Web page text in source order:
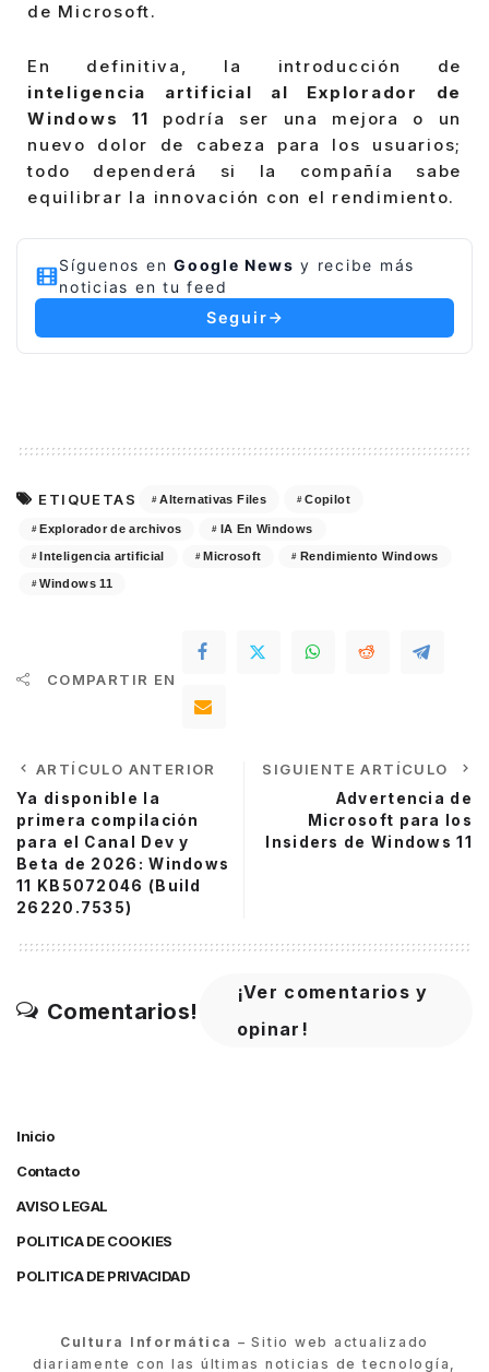
de Microsoft.
En definitiva, la introducción de
inteligencia artificial al Explorador de
Windows 11 podría ser una mejora o un
nuevo dolor de cabeza para los usuarios;
todo dependerá si la compañía sabe
equilibrar la innovación con el rendimiento.
Síguenos en Google News y recibe más
noticias en tu feed
Seguir
ETIQUETAS Alternativas Files Copilot
Explorador de archivos IA En Windows
Inteligencia artificial Microsoft Rendimiento Windows
Windows 11
COMPARTIR EN
ARTÍCULO ANTERIOR
Ya disponible la
primera compilación
para el Canal Dev y
Beta de 2026: Windows
11 KB5072046 (Build
26220.7535)
SIGUIENTE ARTÍCULO
Advertencia de
Microsoft para los
Insiders de Windows 11
Comentarios!
¡Ver comentarios y
opinar!
Inicio
Contacto
AVISO LEGAL
POLITICA DE COOKIES
POLITICA DE PRIVACIDAD
Cultura Informática – Sitio web actualizado
diariamente con las últimas noticias de tecnología,